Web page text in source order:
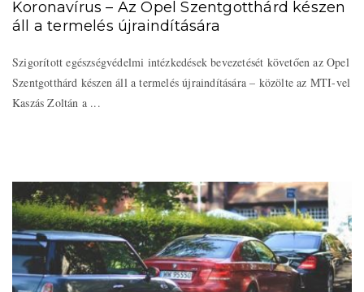
Koronavírus – Az Opel Szentgotthárd készen
áll a termelés újraindítására
Szigorított egészségvédelmi intézkedések bevezetését követően az Opel
Szentgotthárd készen áll a termelés újraindítására – közölte az MTI-vel
Kaszás Zoltán a ...